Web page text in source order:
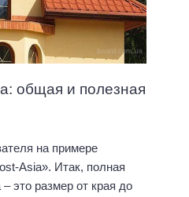
общая и полезная
на примере
Asia». Итак, полная
это размер от края до